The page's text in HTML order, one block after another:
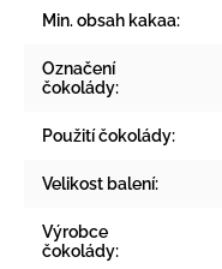
Min. obsah kakaa:
Označení
čokolády:
Použití čokolády:
Velikost balení:
Výrobce
čokolády: